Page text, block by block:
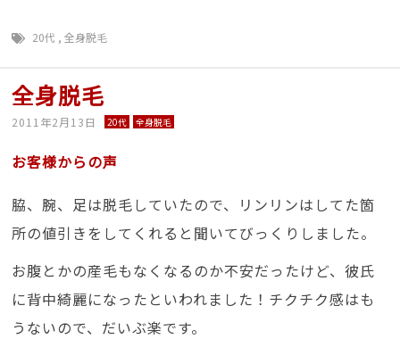
20代 ,全身脱毛
全身脱毛
2011年2月13日 20代 全身脱毛
お客様からの声
脇、腕、足は脱毛していたので、リンリンはしてた箇
所の値引きをしてくれると聞いてびっくりしました。
お腹とかの産毛もなくなるのか不安だったけど、彼氏
に背中綺麗になったといわれました！チクチク感はも
うないので、だいぶ楽です。